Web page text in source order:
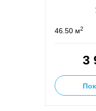
46.50 м2
3